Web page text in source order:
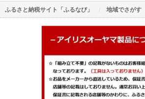
ふるさと納税サイト「ふるなび」 地域でさがす